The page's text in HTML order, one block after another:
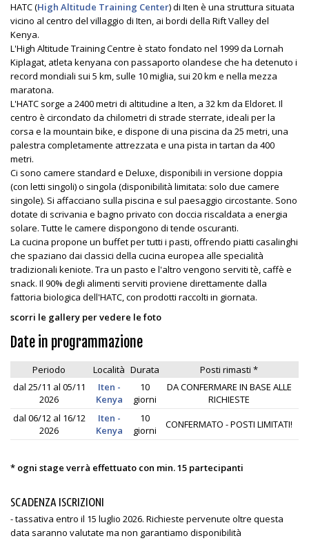
HATC (High Altitude Training Center) di Iten è una struttura situata
vicino al centro del villaggio di Iten, ai bordi della Rift Valley del
Kenya.
L'High Altitude Training Centre è stato fondato nel 1999 da Lornah
Kiplagat, atleta kenyana con passaporto olandese che ha detenuto i
record mondiali sui 5 km, sulle 10 miglia, sui 20 km e nella mezza
maratona.
L'HATC sorge a 2400 metri di altitudine a Iten, a 32 km da Eldoret. Il
centro è circondato da chilometri di strade sterrate, ideali per la
corsa e la mountain bike, e dispone di una piscina da 25 metri, una
palestra completamente attrezzata e una pista in tartan da 400
metri.
Ci sono camere standard e Deluxe, disponibili in versione doppia
(con letti singoli) o singola (disponibilità limitata: solo due camere
singole). Si affacciano sulla piscina e sul paesaggio circostante. Sono
dotate di scrivania e bagno privato con doccia riscaldata a energia
solare. Tutte le camere dispongono di tende oscuranti.
La cucina propone un buffet per tutti i pasti, offrendo piatti casalinghi
che spaziano dai classici della cucina europea alle specialità
tradizionali keniote. Tra un pasto e l'altro vengono serviti tè, caffè e
snack. Il 90% degli alimenti serviti proviene direttamente dalla
fattoria biologica dell'HATC, con prodotti raccolti in giornata.
scorri le gallery per vedere le foto
Date in programmazione
Periodo Località Durata
Posti rimasti *
dal 25/11 al 05/11
2026
Iten -
Kenya
10
giorni
DA CONFERMARE IN BASE ALLE
RICHIESTE
dal 06/12 al 16/12
2026
Iten -
Kenya
10
giorni
CONFERMATO - POSTI LIMITATI!
* ogni stage verrà effettuato con min. 15 partecipanti
SCADENZA ISCRIZIONI
- tassativa entro il 15 luglio 2026. Richieste pervenute oltre questa
data saranno valutate ma non garantiamo disponibilità